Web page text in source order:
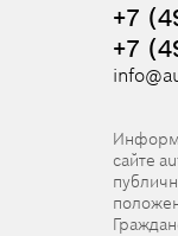
+7
+7
сайте